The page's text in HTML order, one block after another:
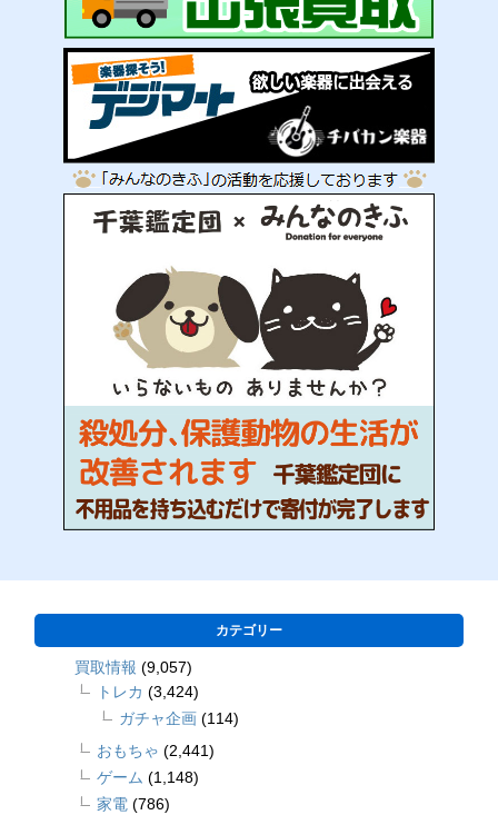
カテゴリー
買取情報 (9,057)
トレカ (3,424)
ガチャ企画 (114)
おもちゃ (2,441)
ゲーム (1,148)
家電 (786)